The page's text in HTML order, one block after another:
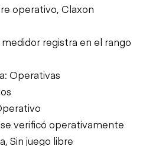
operativo, Claxon
registra en el rango
Operativas
verificó operativamente
Sin juego libre